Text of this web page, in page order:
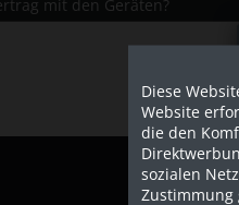
mit den Geräten?
Diese
Website
die den
sozialen
Zustimmung